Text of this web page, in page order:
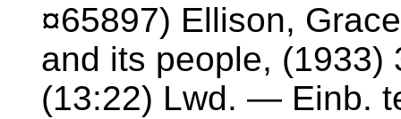
¤65897) Ellison,
and its people, (1933)
(13:22) Lwd. — Einb.